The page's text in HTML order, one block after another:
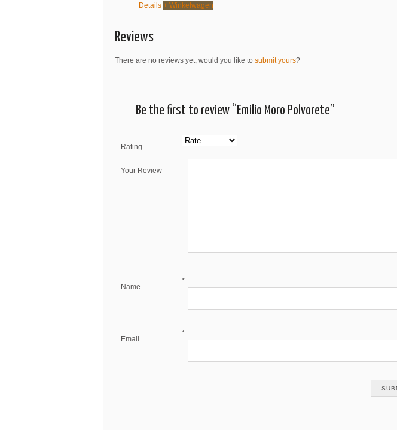
Details + Winkelwagen
Reviews
There are no reviews yet, would you like to submit yours?
Be the first to review “Emilio Moro Polvorete”
Rating
Your Review
Name
*
Email
*